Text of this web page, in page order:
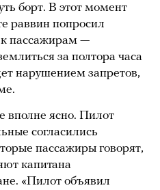
борт. В этот момент
раввин попросил
к пассажирам —
за полтора часа
нарушением запретов,
вполне ясно. Пилот
согласились
пассажиры говорят,
капитана
«Пилот объявил